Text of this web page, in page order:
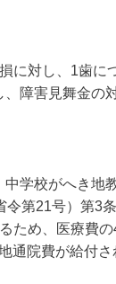
に対し、1歯に
障害見舞金の
学校がへき地
令第21号）第3
ため、医療費
通院費が給付さ